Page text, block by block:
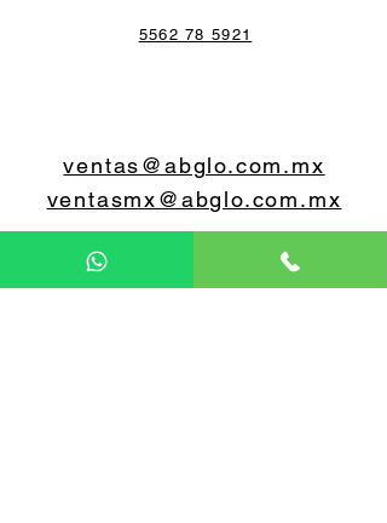
5562 78 5921
ventas@abglo.com.mx
ventasmx@abglo.com.mx